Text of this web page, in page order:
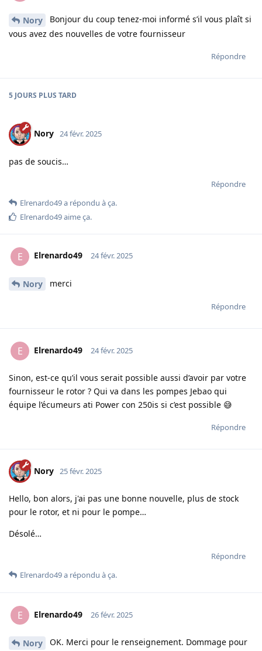
Nory
Bonjour du coup tenez-moi informé s’il vous plaît si
vous avez des nouvelles de votre fournisseur
Répondre
5 JOURS PLUS TARD
Nory 24 févr. 2025
pas de soucis…
Répondre
Elrenardo49a répondu à ça.
Elrenardo49aime ça.
E Elrenardo49 24 févr. 2025
Nory merci
Répondre
E Elrenardo49 24 févr. 2025
Sinon, est-ce qu’il vous serait possible aussi d’avoir par votre
fournisseur le rotor ? Qui va dans les pompes Jebao qui
équipe l’écumeurs ati Power con 250is si c’est possible 😅
Répondre
Nory 25 févr. 2025
Hello, bon alors, j'ai pas une bonne nouvelle, plus de stock
pour le rotor, et ni pour le pompe…
Désolé…
Répondre
Elrenardo49a répondu à ça.
E Elrenardo49 26 févr. 2025
Nory OK. Merci pour le renseignement. Dommage pour